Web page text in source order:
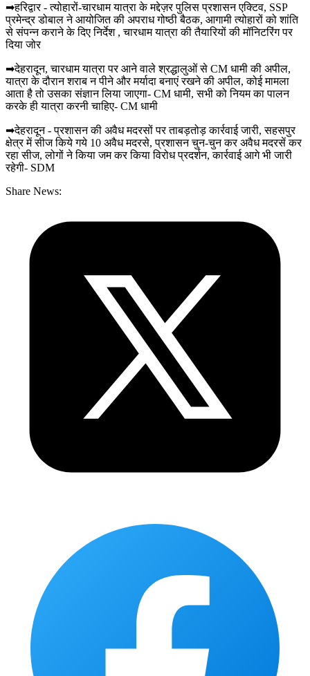
➡हरिद्वार - त्योहारों-चारधाम यात्रा के मद्देज़र पुलिस प्रशासन एक्टिव, SSP
प्रमेन्द्र डोबाल ने आयोजित की अपराध गोष्ठी बैठक, आगामी त्योहारों को शांति
से संपन्न कराने के दिए निर्देश , चारधाम यात्रा की तैयारियों की मॉनिटरिंग पर
दिया जोर
➡देहरादून, चारधाम यात्रा पर आने वाले श्रद्धालुओं से CM धामी की अपील,
यात्रा के दौरान शराब न पीने और मर्यादा बनाएं रखने की अपील, कोई मामला
आता है तो उसका संज्ञान लिया जाएगा- CM धामी, सभी को नियम का पालन
करके ही यात्रा करनी चाहिए- CM धामी
➡देहरादून - प्रशासन की अवैध मदरसों पर ताबड़तोड़ कार्रवाई जारी, सहसपुर
क्षेत्र में सीज किये गये 10 अवैध मदरसे, प्रशासन चुन-चुन कर अवैध मदरसें कर
रहा सीज, लोगों ने किया जम कर किया विरोध प्रदर्शन, कार्रवाई आगे भी जारी
रहेगी- SDM
Share News: